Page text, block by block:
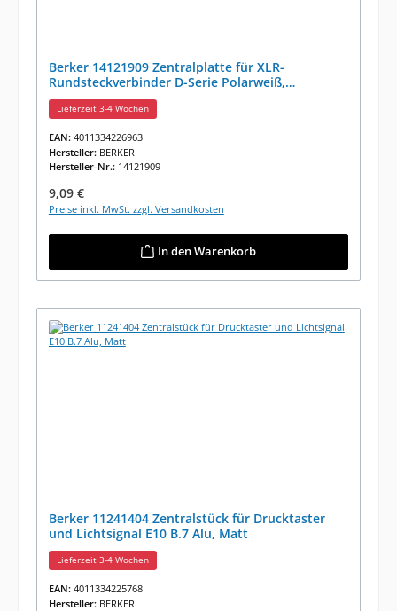
Berker 14121909 Zentralplatte für XLR-
Rundsteckverbinder D-Serie Polarweiß,
Matt/Samt
Lieferzeit 3-4 Wochen
EAN: 4011334226963
Hersteller: BERKER
Hersteller-Nr.: 14121909
Regulärer Preis:
9,09 €
Preise inkl. MwSt. zzgl. Versandkosten
In den Warenkorb
Berker 11241404 Zentralstück für Drucktaster
und Lichtsignal E10 B.7 Alu, Matt
Lieferzeit 3-4 Wochen
EAN: 4011334225768
Hersteller: BERKER